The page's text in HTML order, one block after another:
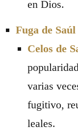
en Dios.
Fuga de
Celos de
varias
fugitivo,
leales.